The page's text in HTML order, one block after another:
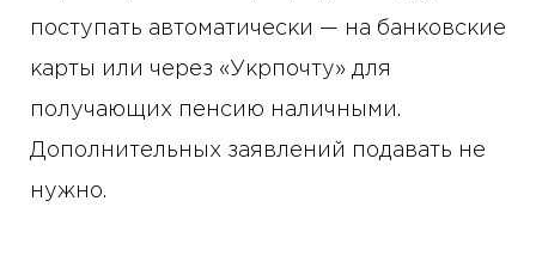
поступать автоматически — на банковские
карты или через «Укрпочту» для
получающих пенсию наличными.
Дополнительных заявлений подавать не
нужно.